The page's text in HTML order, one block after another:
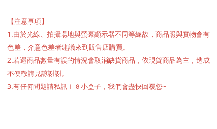
【注意事項】
1.由於光線、拍攝場地與螢幕顯示器不同等緣故，商品照與實物會有
色差，介意色差者建議來到販售店購買。
2.若遇商品數量有誤的情況會取消缺貨商品，依現貨商品為主，造成
不便敬請見諒謝謝。
3.有任何問題請私訊ＩＧ小盒子，我們會盡快回覆您~